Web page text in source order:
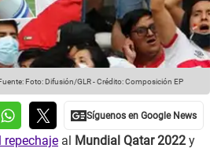
Foto: Difusión/GLR-Crédito: Composición EP
repechaje al Mundial Qatar 2022 y